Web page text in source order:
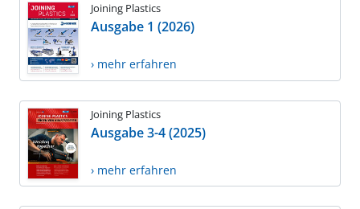
Joining Plastics
Ausgabe 1 (2026)
› mehr erfahren
Joining Plastics
Ausgabe 3-4 (2025)
› mehr erfahren